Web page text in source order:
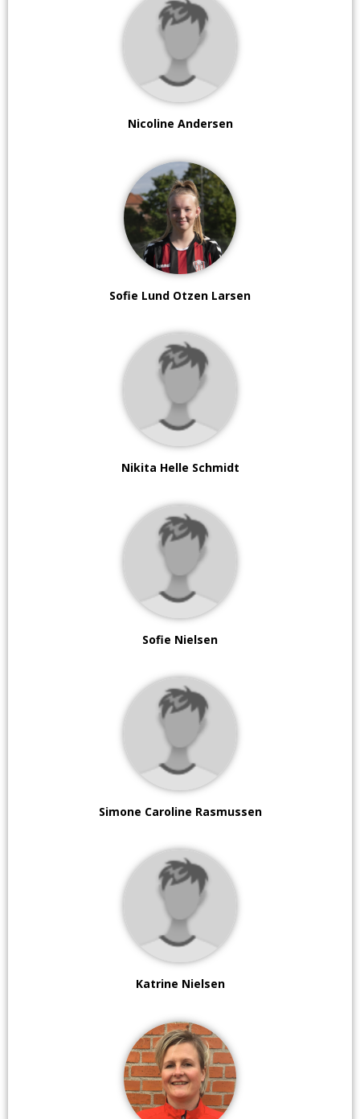
Nicoline Andersen
Sofie Lund Otzen Larsen
Nikita Helle Schmidt
Sofie Nielsen
Simone Caroline Rasmussen
Katrine Nielsen